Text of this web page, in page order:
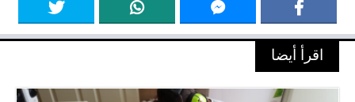
اقرأ أيضا